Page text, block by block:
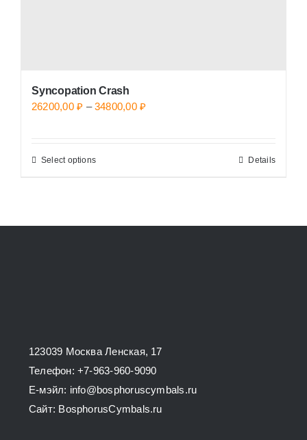
Syncopation Crash
26200,00₽ – 34800,00 ₽
Select optionsThis
on
the
product
page
Details
123039 Москва Ленская, 17
Телефон: +7-963-960-9090
E-мэйл: info@bosphoruscymbals.ru
Сайт: BosphorusСymbals.ru